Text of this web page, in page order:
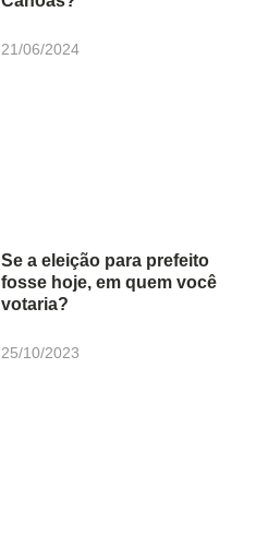
21/06/2024
Se a eleição para prefeito
fosse hoje, em quem você
votaria?
25/10/2023